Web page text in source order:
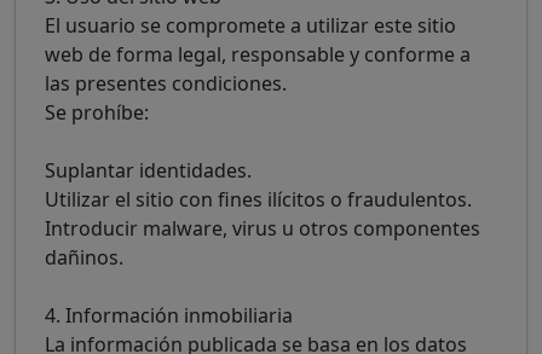
El usuario se compromete a utilizar este sitio
web de forma legal, responsable y conforme a
las presentes condiciones.
Se prohíbe:
Suplantar identidades.
Utilizar el sitio con fines ilícitos o fraudulentos.
Introducir malware, virus u otros componentes
dañinos.
4. Información inmobiliaria
La información publicada se basa en los datos